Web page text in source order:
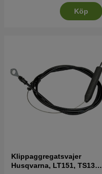
Köp
Klippaggregatsvajer
Husqvarna, LT151, TS138,